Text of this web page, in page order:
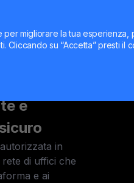
migliorare la tua esperienza,
Cliccando su “Accetta” presti il
fiat
Web3
fiat e
completa
tuoi asset
e
in
di uffici che
e ai